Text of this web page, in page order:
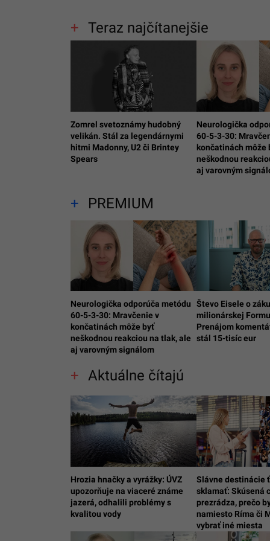
Teraz najčítanejšie
Zomrel svetoznámy hudobný
velikán. Stál za legendárnymi
hitmi Madonny, U2 či Brintey
Spears
Neurologička
60-5-3-30:
končatinách môže
neškodnou
aj varovným
PREMIUM
Neurologička odporúča metódu
60-5-3-30: Mravčenie v
končatinách môže byť
neškodnou reakciou na tlak, ale
aj varovným signálom
Števo Eisele o
milionárskej
Prenájom
stál 15-tisíc eur
Aktuálne čítajú
Hrozia hnačky a vyrážky: ÚVZ
upozorňuje na viaceré známe
jazerá, odhalili problémy s
kvalitou vody
Slávne destinácie
sklamať: Skúsená
prezrádza, prečo
namiesto Ríma či
vybrať iné miesta